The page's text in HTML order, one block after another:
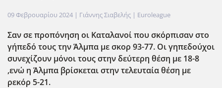
09 Φεβρουαρίου 2024 | Γιάννης Σιαβελής | Euroleague
Σαν σε προπόνηση οι Καταλανοί που σκόρπισαν στο
γήπεδό τους την Άλμπα με σκορ 93-77. Οι γηπεδούχοι
συνεχίζουν μόνοι τους στην δεύτερη θέση με 18-8
,ενώ η Άλμπα βρίσκεται στην τελευταία θέση με
ρεκόρ 5-21.